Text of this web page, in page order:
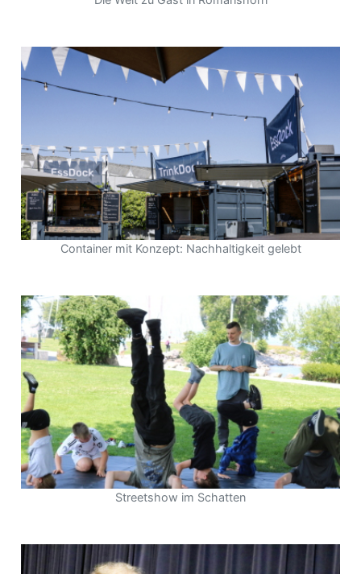
Container mit Konzept: Nachhaltigkeit gelebt
Streetshow im Schatten